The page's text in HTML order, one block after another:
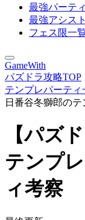
最強パーティ
最強アシスト
フェス限一
GameWith
パズドラ攻略TOP
テンプレパーティ
日番谷冬獅郎の
【パズ
テンプ
ィ考察